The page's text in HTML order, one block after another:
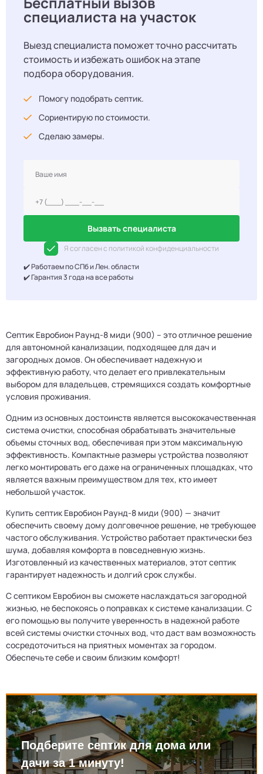
специалиста на участок
Выезд специалиста поможет точно рассчитать
стоимость и избежать ошибок на этапе
подбора оборудования.
Помогу подобрать септик.
Сориентирую по стоимости.
Сделаю замеры.
Вызвать специалиста
Я согласен с политикой конфиденциальности
✔️ Работаем по СПб и Лен. области
✔️ Гарантия 3 года на все работы
Септик Евробион Раунд-8 миди (900) – это отличное решение
для автономной канализации, подходящее для дач и
загородных домов. Он обеспечивает надежную и
эффективную работу, что делает его привлекательным
выбором для владельцев, стремящихся создать комфортные
условия проживания.
Одним из основных достоинств является высококачественная
система очистки, способная обрабатывать значительные
объемы сточных вод, обеспечивая при этом максимальную
эффективность. Компактные размеры устройства позволяют
легко монтировать его даже на ограниченных площадках, что
является важным преимуществом для тех, кто имеет
небольшой участок.
Купить септик Евробион Раунд-8 миди (900) — значит
обеспечить своему дому долговечное решение, не требующее
частого обслуживания. Устройство работает практически без
шума, добавляя комфорта в повседневную жизнь.
Изготовленный из качественных материалов, этот септик
гарантирует надежность и долгий срок службы.
С септиком Евробион вы сможете наслаждаться загородной
жизнью, не беспокоясь о поправках к системе канализации. С
его помощью вы получите уверенность в надежной работе
всей системы очистки сточных вод, что даст вам возможность
сосредоточиться на приятных моментах за городом.
Обеспечьте себе и своим близким комфорт!
Подберите септик для дома или
дачи за 1 минуту!